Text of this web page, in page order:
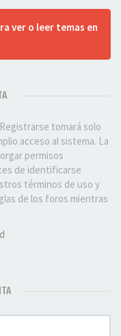
ver o leer temas en
tomará solo
acceso al sistema. La
permisos
de identificarse
términos de uso y
de los foros mientras